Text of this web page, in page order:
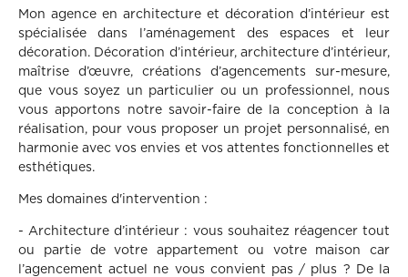
Mon agence en architecture et décoration d’intérieur est
spécialisée dans l’aménagement des espaces et leur
décoration. Décoration d’intérieur, architecture d’intérieur,
maîtrise d’œuvre, créations d’agencements sur-mesure,
que vous soyez un particulier ou un professionnel, nous
vous apportons notre savoir-faire de la conception à la
réalisation, pour vous proposer un projet personnalisé, en
harmonie avec vos envies et vos attentes fonctionnelles et
esthétiques.
Mes domaines d'intervention :
- Architecture d’intérieur : vous souhaitez réagencer tout
ou partie de votre appartement ou votre maison car
l’agencement actuel ne vous convient pas / plus ? De la